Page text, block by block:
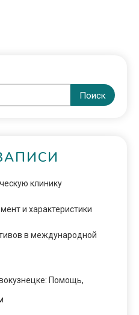
Поиск
клинику
и характеристики
в международной
Помощь,